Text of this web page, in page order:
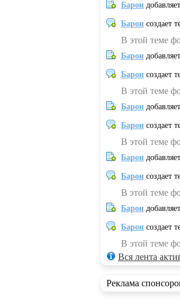
Барон
Барон создает
В этой теме
Барон
Барон создает
В этой теме
Барон
Барон создает
В этой теме
Барон
Барон создает
В этой теме
Барон
Барон создает
В этой теме
Вся лента
Реклама